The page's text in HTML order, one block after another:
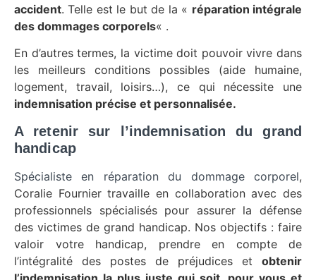
accident. Telle est le but de la « réparation intégrale
des dommages corporels« .
En d’autres termes, la victime doit pouvoir vivre dans
les meilleurs conditions possibles (aide humaine,
logement, travail, loisirs…), ce qui nécessite une
indemnisation précise et personnalisée.
A retenir sur l’indemnisation du grand
handicap
Spécialiste en réparation du dommage corporel,
Coralie Fournier travaille en collaboration avec des
professionnels spécialisés pour assurer la défense
des victimes de grand handicap. Nos objectifs : faire
valoir votre handicap, prendre en compte de
l’intégralité des postes de préjudices et obtenir